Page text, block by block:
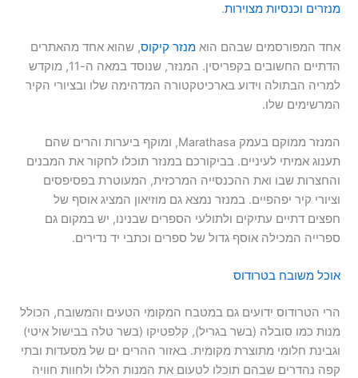
מנזרים וכנסיות מצוירות.
אחד המפורסמים שבהם הואמנזר קיקוס, שהוא אחד מהאתרים
הדתיים החשובים בקפריסין. המנזר, שנוסד במאה ה-11, מוקדש
למריה הבתולה וידוע בארכיטקטורה המדהימה שלו ובציורי הקיר
המרשימים שלו.
המנזר ממוקם בעמק Marathasa, ומוקף ביערות והרים שהם
תענוג אמיתי לעיניים. בביקורכם במנזר תוכלו לחקור את המבנים
והחצרות שבו ואת ההכנסייה המרכזית, המעוטרת בפסיפסים
וציורי קיר יפהפיים. במנזר נמצא גם מוזיאון המציג אוסף של
חפצים דתיים עתיקים ולתולעי הספרים שבנינו, יש במקום גם
ספרייה המכילה אוסף גדול של ספרים וכתבי יד נדירים.
אוכל משובח בטרודוס
הרי הטרודוס ידועים גם במטבח המקומי הטעים והמשובח, הכולל
מנות כמו סובלה (בשר בגריל), קלפטיקו (בשר טלה בבישול איטי)
וגבינת חלומי מתוצרת מקומית. באזור ההרים ים של מסעדות ובתי
קפה נהדרים שבהם תוכלו לטעום את המנות הללו ולחוות חוויה